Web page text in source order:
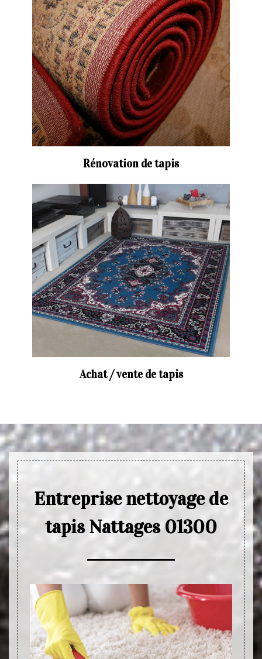
Rénovation de tapis
Achat / vente de tapis
Entreprise nettoyage de
tapis Nattages 01300